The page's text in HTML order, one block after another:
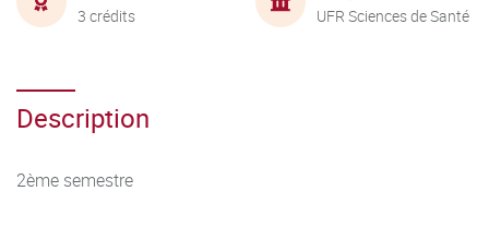
3 crédits
UFR Sciences de Santé
Description
2ème semestre